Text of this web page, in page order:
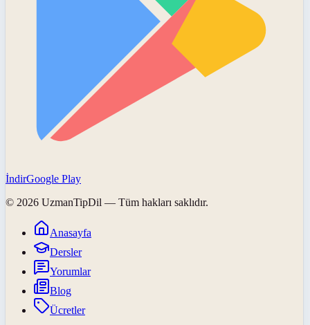
İndirGoogle Play
© 2026 UzmanTipDil — Tüm hakları saklıdır.
Anasayfa
Dersler
Yorumlar
Blog
Ücretler